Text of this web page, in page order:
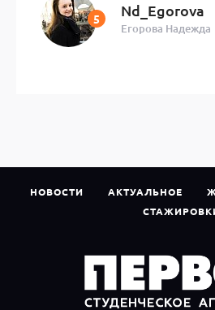
Nd_Egorova
Егорова Надежда
НОВОСТИ АКТУАЛЬНОЕ